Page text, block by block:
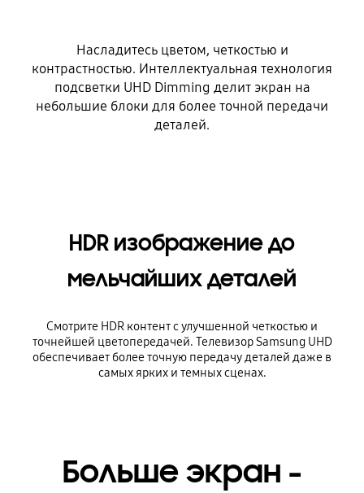
Насладитесь цветом, четкостью и
контрастностью. Интеллектуальная технология
подсветки UHD Dimming делит экран на
небольшие блоки для более точной передачи
деталей.
HDR изображение до
мельчайших деталей
Смотрите HDR контент с улучшенной четкостью и
точнейшей цветопередачей. Телевизор Samsung UHD
обеспечивает более точную передачу деталей даже в
самых ярких и темных сценах.
Больше экран -